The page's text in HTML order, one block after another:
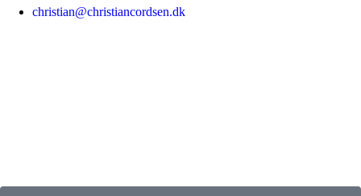
christian@christiancordsen.dk